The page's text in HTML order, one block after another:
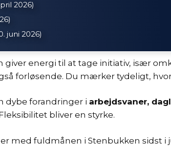
2026)
juni 2026)
giver energi til at tage initiativ, især
forløsende. Du mærker tydeligt,
dybe forandringer i arbejdsvaner,
bliver en styrke.
med fuldmånen i Stenbukken sidst i